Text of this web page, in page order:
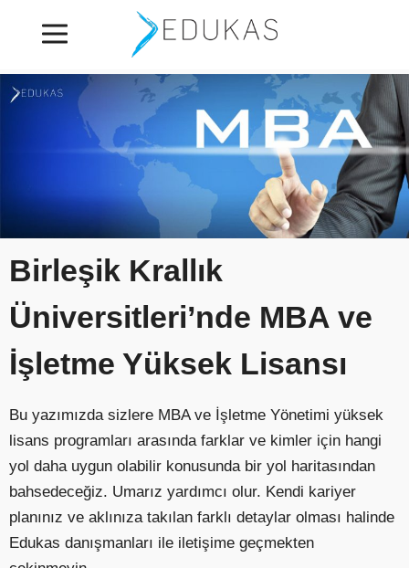
Birleşik Krallık
Üniversitleri’nde MBA ve
İşletme Yüksek Lisansı
Bu yazımızda sizlere MBA ve İşletme Yönetimi yüksek
lisans programları arasında farklar ve kimler için hangi
yol daha uygun olabilir konusunda bir yol haritasından
bahsedeceğiz. Umarız yardımcı olur. Kendi kariyer
planınız ve aklınıza takılan farklı detaylar olması halinde
Edukas danışmanları ile iletişime geçmekten